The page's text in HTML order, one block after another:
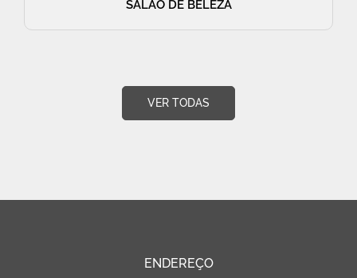
SALÃO DE BELEZA
VER TODAS
ENDEREÇO